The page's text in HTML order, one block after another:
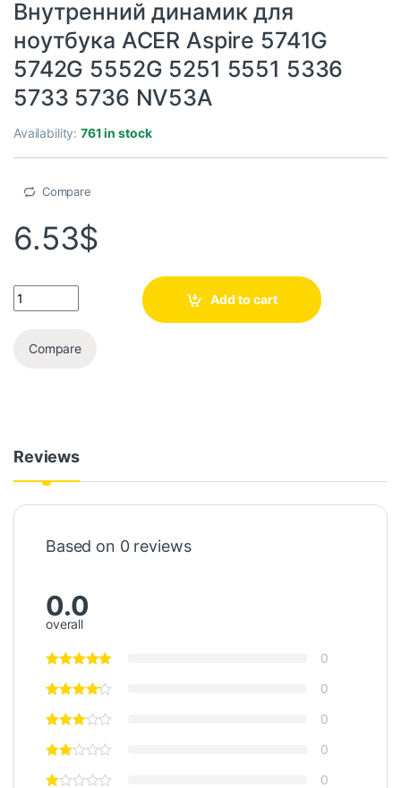
Внутренний динамик для
ноутбука ACER Aspire 5741G
5742G 5552G 5251 5551 5336
5733 5736 NV53A
Availability:761 in stock
Compare
6.53$
Add to cart
Compare
Reviews
Based on 0 reviews
0.0
overall
0
0
0
0
0